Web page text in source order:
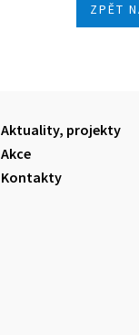
ZPĚT
Aktuality, projekty
Akce
Kontakty